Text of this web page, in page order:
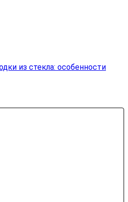
из стекла: особенности